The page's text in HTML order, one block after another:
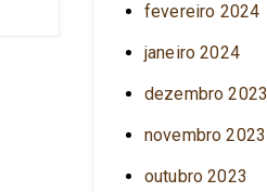
fevereiro 2024
janeiro 2024
dezembro 2023
novembro 2023
outubro 2023